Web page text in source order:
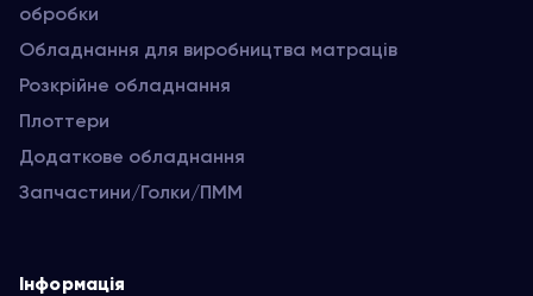
обробки
Обладнання для виробництва матраців
Розкрійне обладнання
Плоттери
Додаткове обладнання
Запчастини/Голки/ПММ
Інформація